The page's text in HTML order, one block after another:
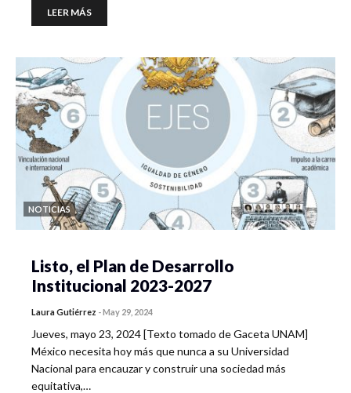
LEER MÁS
NOTICIAS
Listo, el Plan de Desarrollo
Institucional 2023-2027
Laura Gutiérrez -May 29, 2024
Jueves, mayo 23, 2024 [Texto tomado de Gaceta UNAM]
México necesita hoy más que nunca a su Universidad
Nacional para encauzar y construir una sociedad más
equitativa,…